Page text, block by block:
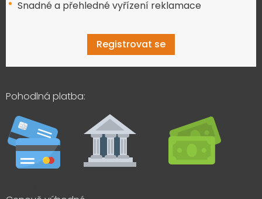
Snadné a přehledné vyřízení reklamace
Registrovat se
Pohodlná platba: